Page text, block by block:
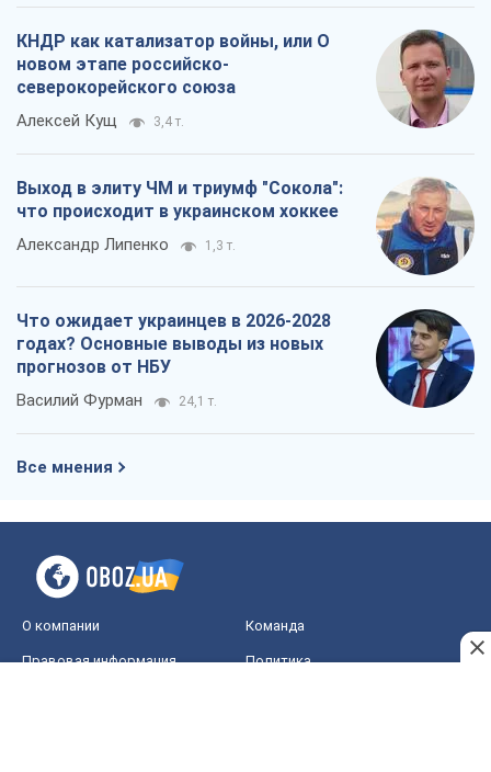
КНДР как катализатор войны, или О
новом этапе российско-
северокорейского союза
Алексей Кущ 3,4 т.
Выход в элиту ЧМ и триумф "Сокола":
что происходит в украинском хоккее
Александр Липенко 1,3 т.
Что ожидает украинцев в 2026-2028
годах? Основные выводы из новых
прогнозов от НБУ
Василий Фурман 24,1 т.
Все мнения
О компании Команда
Правовая информация
Политика